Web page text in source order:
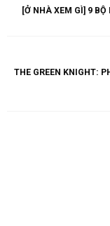
[Ở NHÀ XEM GÌ] 9
THE GREEN KNIGHT: